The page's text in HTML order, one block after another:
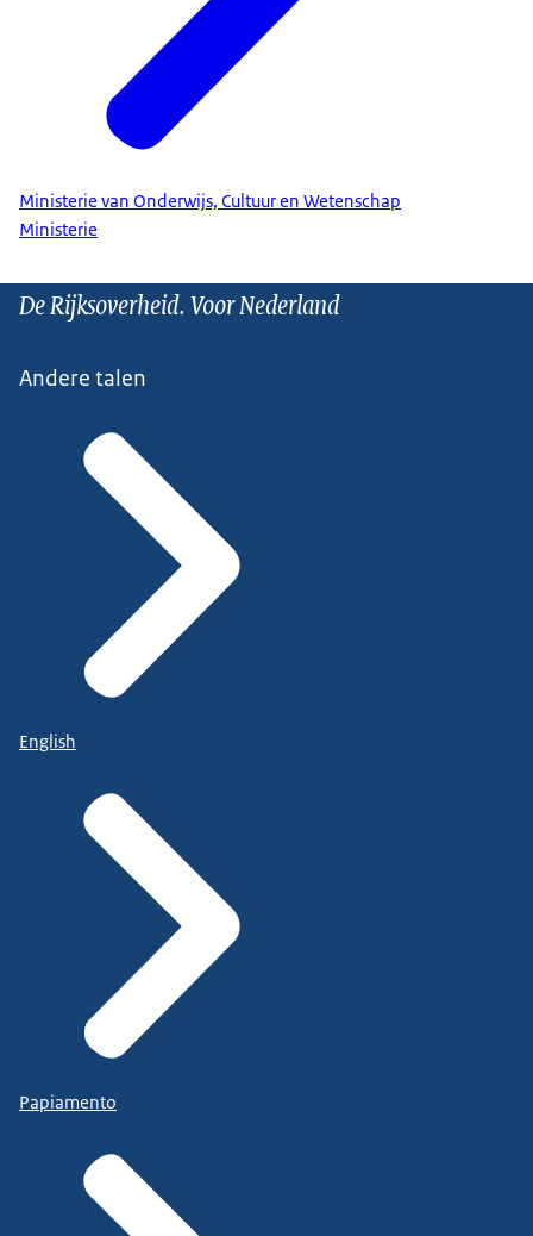
Ministerie van Onderwijs, Cultuur en Wetenschap
Ministerie
De Rijksoverheid. Voor Nederland
Andere talen
English
Papiamento